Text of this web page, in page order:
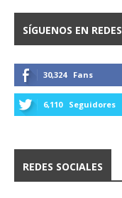
SÍGUENOS EN REDES
30,324 Fans
6,110 Seguidores
REDES SOCIALES